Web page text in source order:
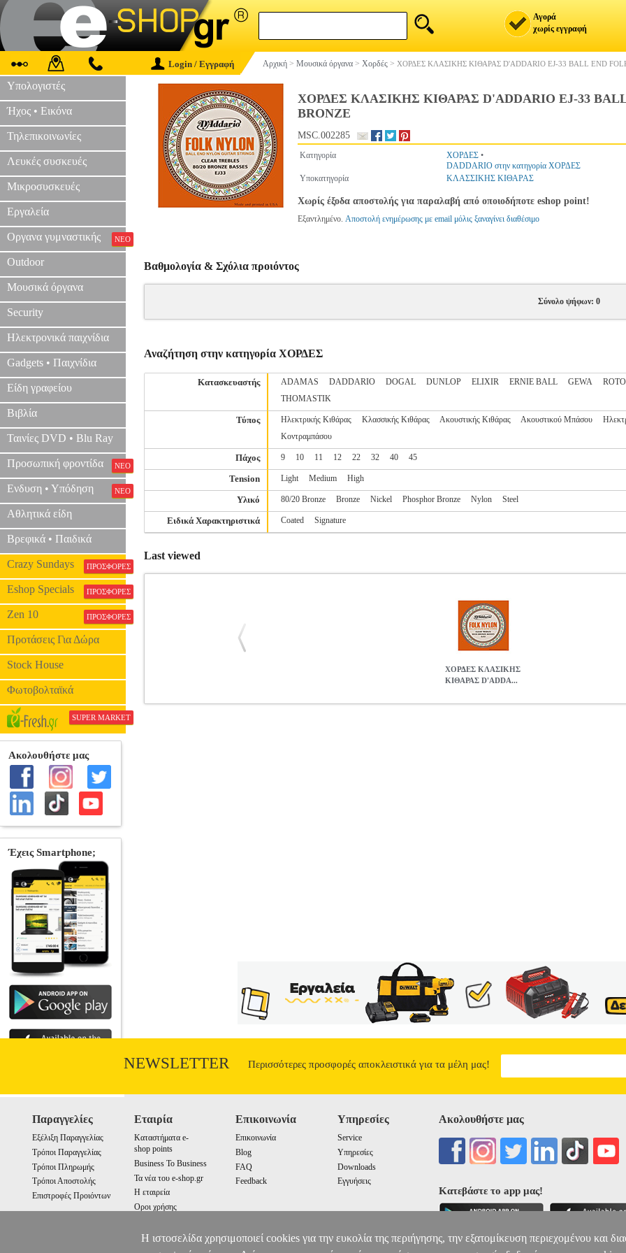
Αγορά
χωρίς εγγραφή
Login / Εγγραφή Αρχική > Μουσικά όργανα > Χορδές > ΧΟΡΔΕΣ ΚΛΑΣΙΚΗΣ ΚΙΘΑΡΑΣ D'ADDARIO EJ-33 BALL END
Υπολογιστές
Ήχος • Εικόνα
Τηλεπικοινωνίες
Λευκές συσκευές
Μικροσυσκευές
Εργαλεία
Οργανα γυμναστικής ΝΕΟ
Outdoor
Μουσικά όργανα
Security
Ηλεκτρονικά παιχνίδια
Gadgets • Παιχνίδια
Είδη γραφείου
Βιβλία
Ταινίες DVD • Blu Ray
Προσωπική φροντίδα ΝΕΟ
Ενδυση • Υπόδηση ΝΕΟ
Αθλητικά είδη
Βρεφικά • Παιδικά
Crazy Sundays ΠΡΟΣΦΟΡΕΣ
Eshop Specials ΠΡΟΣΦΟΡΕΣ
Zen 10 ΠΡΟΣΦΟΡΕΣ
Προτάσεις Για Δώρα
Stock House
Φωτοβολταϊκά
SUPER MARKET
ΧΟΡΔΕΣ ΚΛΑΣΙΚΗΣ ΚΙΘΑΡΑΣ D'ADDARIO EJ-33 BALL
BRONZE
MSC.002285
Κατηγορία ΧΟΡΔΕΣ •
DADDARIO στην κατηγορία ΧΟΡΔΕΣ
Υποκατηγορία
ΚΛΑΣΣΙΚΗΣ ΚΙΘΑΡΑΣ
Χωρίς έξοδα αποστολής για παραλαβή από οποιοδήποτε eshop point!
Εξαντλημένο. Αποστολή ενημέρωσης με email μόλις ξαναγίνει διαθέσιμο
Βαθμολογία & Σχόλια προιόντος
Σύνολο ψήφων: 0
Αναζήτηση στην κατηγορία ΧΟΡΔΕΣ
Κατασκευαστής ADAMAS DADDARIO DOGAL DUNLOP ELIXIR ERNIE BALL GEWA
THOMASTIK
Τύπος Ηλεκτρικής Κιθάρας Κλασσικής Κιθάρας Ακουστικής Κιθάρας Ακουστικού Μπάσου
Κοντραμπάσου
Πάχος 9 10 11 12 22 32 40 45
Tension Light Medium High
Υλικό 80/20 Bronze Bronze Nickel Phosphor Bronze Nylon Steel
Ειδικά Χαρακτηριστικά Coated Signature
Last viewed
ΧΟΡΔΕΣ ΚΛΑΣΙΚΗΣ
ΚΙΘΑΡΑΣ D'ADDA...
ΧΟΡΔΕΣ ΚΛΑΣΙΚΗΣ ΚΙΘΑΡΑΣ D'ADDARIO EJ-33 BALL END FOLK NYLON 80/20 BRONZE
NEWSLETTER Περισσότερες προσφορές αποκλειστικά για τα μέλη μας!
Παραγγελίες
Εξέλιξη Παραγγελίας
Τρόποι Παραγγελίας
Τρόποι Πληρωμής
Τρόποι Αποστολής
Επιστροφές Προιόντων
Εταιρία
Καταστήματα e-
shop points
Business To Business
Τα νέα του e-shop.gr
Η εταιρεία
Οροι χρήσης
Επικοινωνία
Επικοινωνία
Blog
FAQ
Feedback
Υπηρεσίες
Service
Υπηρεσίες
Downloads
Εγγυήσεις
Ακολουθήστε μας
Κατεβάστε το app μας!
Η ιστοσελίδα χρησιμοποιεί cookies για την ευκολία της περιήγησης, την εξατομίκευση περιεχομένου και